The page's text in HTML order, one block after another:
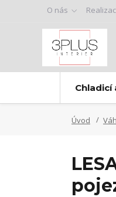
O nás
Chladicí
Úvod